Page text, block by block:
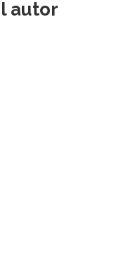
autor